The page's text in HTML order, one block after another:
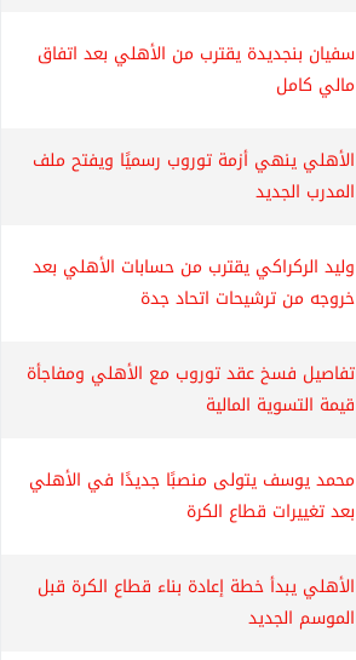
سفيان بنجديدة يقترب من الأهلي بعد اتفاق
مالي كامل
الأهلي ينهي أزمة توروب رسميًا ويفتح ملف
المدرب الجديد
وليد الركراكي يقترب من حسابات الأهلي بعد
خروجه من ترشيحات اتحاد جدة
تفاصيل فسخ عقد توروب مع الأهلي ومفاجأة
قيمة التسوية المالية
محمد يوسف يتولى منصبًا جديدًا في الأهلي
بعد تغييرات قطاع الكرة
الأهلي يبدأ خطة إعادة بناء قطاع الكرة قبل
الموسم الجديد